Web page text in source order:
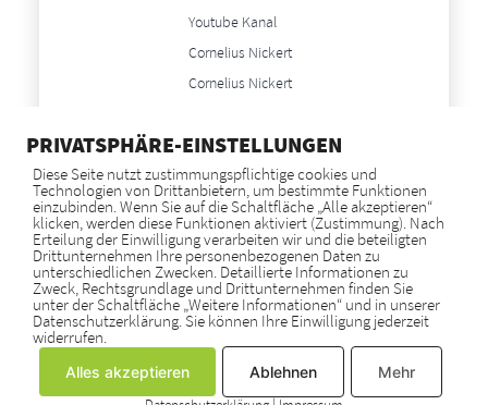
Youtube Kanal
Cornelius Nickert
Cornelius Nickert
Anne Nickert
NEWS
Blog
GOOGLE BEWERTUNGEN
Zeige alle RezensionenSCHON GESEHEN?
Beratung für Steuerberater
PRIVATSPHÄRE-EINSTELLUNGEN
Diese Seite nutzt zustimmungspflichtige cookies und
Technologien von Drittanbietern, um bestimmte Funktionen
einzubinden. Wenn Sie auf die Schaltfläche „Alle akzeptieren“
klicken, werden diese Funktionen aktiviert (Zustimmung). Nach
Erteilung der Einwilligung verarbeiten wir und die beteiligten
Drittunternehmen Ihre personenbezogenen Daten zu
unterschiedlichen Zwecken. Detaillierte Informationen zu
Zweck, Rechtsgrundlage und Drittunternehmen finden Sie
unter der Schaltfläche „Weitere Informationen“ und in unserer
Datenschutzerklärung. Sie können Ihre Einwilligung jederzeit
widerrufen.
Alles akzeptieren Ablehnen Mehr